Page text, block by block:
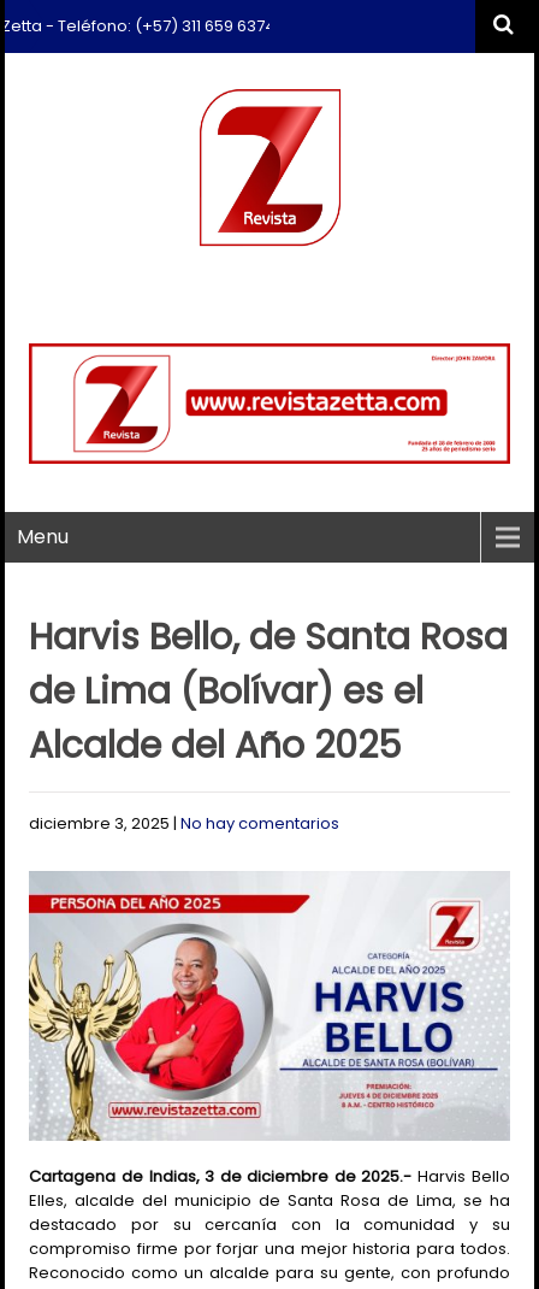
(+57) 311 659 6374 - Correo: revista.zetta@gmail.com
Menu
Harvis Bello, de Santa Rosa
de Lima (Bolívar) es el
Alcalde del Año 2025
diciembre 3, 2025 |No hay comentarios
Cartagena de Indias, 3 de diciembre de 2025.- Harvis Bello
Elles, alcalde del municipio de Santa Rosa de Lima, se ha
destacado por su cercanía con la comunidad y su
compromiso firme por forjar una mejor historia para todos.
Reconocido como un alcalde para su gente, con profundo